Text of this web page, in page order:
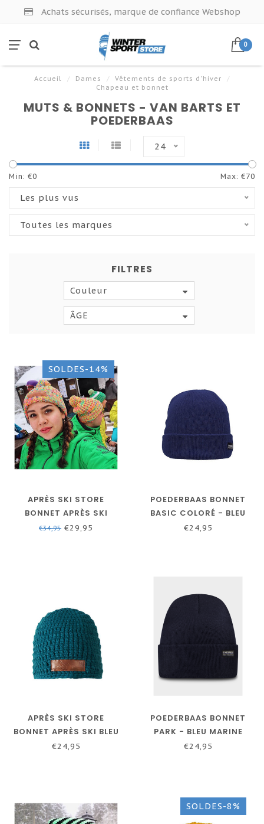
Achats sécurisés, marque de confiance Webshop
0
Accueil / Dames / Vêtements de sports d'hiver
/
Chapeau et bonnet
MUTS & BONNETS - VAN BARTS ET
POEDERBAAS
24
Min: €0 Max: €70
Les plus vus
Toutes les marques
FILTRES
Couleur
ÂGE
SOLDES-14%
APRÈS SKI STORE
BONNET APRÈS SKI
EXPLOSION ROSE
€34,95 €29,95
POEDERBAAS BONNET
BASIC COLORÉ - BLEU
€24,95
APRÈS SKI STORE
BONNET APRÈS SKI BLEU
MARINE
€24,95
POEDERBAAS BONNET
PARK - BLEU MARINE
€24,95
SOLDES-8%